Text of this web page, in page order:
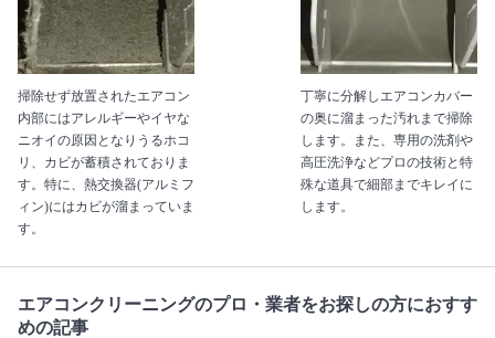
掃除せず放置されたエアコン
内部にはアレルギーやイヤな
ニオイの原因となりうるホコ
リ、カビが蓄積されておりま
す。特に、熱交換器(アルミフ
ィン)にはカビが溜まっていま
す。
丁寧に分解しエアコンカバー
の奥に溜まった汚れまで掃除
します。また、専用の洗剤や
高圧洗浄などプロの技術と特
殊な道具で細部までキレイに
します。
エアコンクリーニングのプロ・業者をお探しの方におすす
めの記事